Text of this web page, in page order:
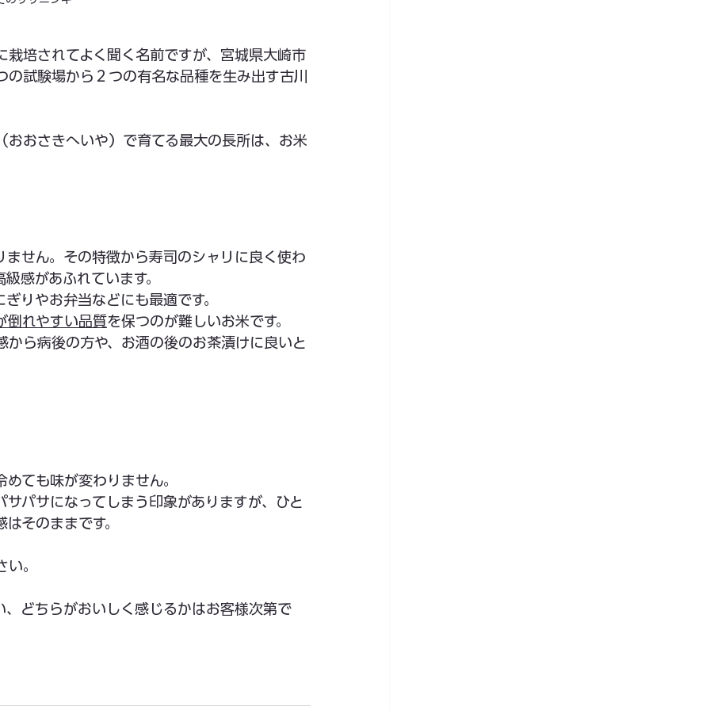
培されてよく聞く名前ですが、宮城県大崎市
の試験場から２つの有名な品種を生み出す古川
おさきへいや）で育てる最大の長所は、お米
せん。その特徴から寿司のシャリに良く使わ
感があふれています。
りやお弁当などにも最適です。
倒れやすい品質を保つのが難しいお米です。
ら病後の方や、お酒の後のお茶漬けに良いと
ても味が変わりません。
パサになってしまう印象がありますが、ひと
そのままです。
。
どちらがおいしく感じるかはお客様次第で